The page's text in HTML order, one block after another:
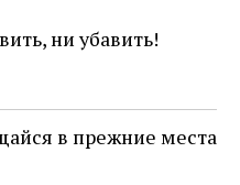
нами человек,
возмущение
многовекового
последнее
ни убавить!
в прежние места